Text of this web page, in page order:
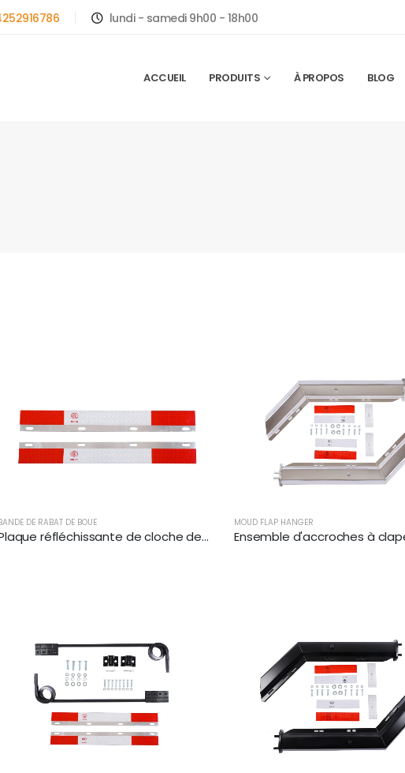
lundi - samedi 9h00 - 18h00
ACCUEIL PRODUITS À PROPOS BLOG
DE RABAT DE BOUE
Plaque réfléchissante de cloche de boue en aluminium pour semi-camion | XKJ-MFS-S24AL
MOUD FLAP HANGER